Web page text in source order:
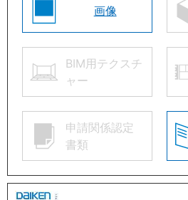
画像
BIM用テクスチ
ャー
申請関係認定
書類